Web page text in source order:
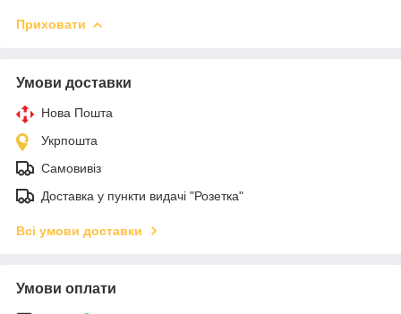
Приховати
Умови доставки
Нова Пошта
Укрпошта
Самовивіз
Доставка у пункти видачі "Розетка"
Всі умови доставки
Умови оплати